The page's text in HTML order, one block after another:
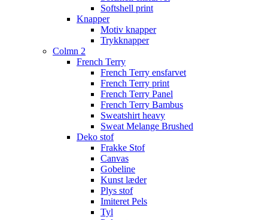
Softshell print
Knapper
Motiv knapper
Trykknapper
Colmn 2
French Terry
French Terry ensfarvet
French Terry print
French Terry Panel
French Terry Bambus
Sweatshirt heavy
Sweat Melange Brushed
Deko stof
Frakke Stof
Canvas
Gobeline
Kunst læder
Plys stof
Imiteret Pels
Tyl